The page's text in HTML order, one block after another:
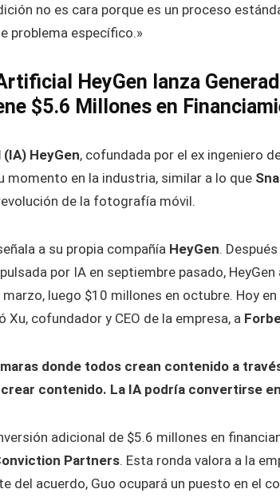
no es cara porque es un proceso
problema específico.»
HeyGen lanza
$5.6 Millones en
HeyGen, cofundada por el ex ingeniero
momento en la industria, similar a lo que
de la fotografía móvil.
a su propia compañía HeyGen.
por IA en septiembre pasado,
luego $10 millones en octubre. Hoy
cofundador y CEO de la empresa, a
donde todos crean contenido a
contenido. La IA podría convertirse
adicional de $5.6 millones en
Partners. Esta ronda valora a la
del acuerdo, Guo ocupará un puesto en el